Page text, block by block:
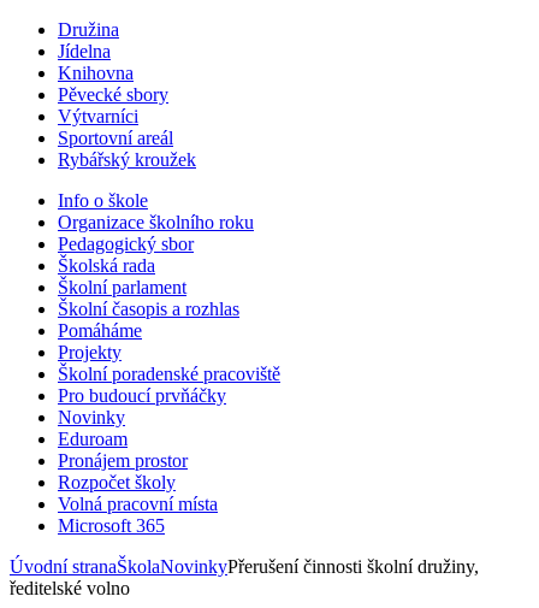
Družina
Jídelna
Knihovna
Pěvecké sbory
Výtvarníci
Sportovní areál
Rybářský kroužek
Info o škole
Organizace školního roku
Pedagogický sbor
Školská rada
Školní parlament
Školní časopis a rozhlas
Pomáháme
Projekty
Školní poradenské pracoviště
Pro budoucí prvňáčky
Novinky
Eduroam
Pronájem prostor
Rozpočet školy
Volná pracovní místa
Microsoft 365
Úvodní stranaŠkolaNovinkyPřerušení činnosti školní družiny,
ředitelské volno